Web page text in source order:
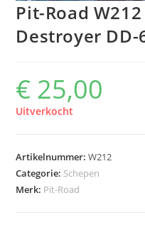
Pit-Road
Destroyer DD-
€ 25,00
Uitverkocht
Artikelnummer:W212
Categorie: Schepen
Merk: Pit-Road